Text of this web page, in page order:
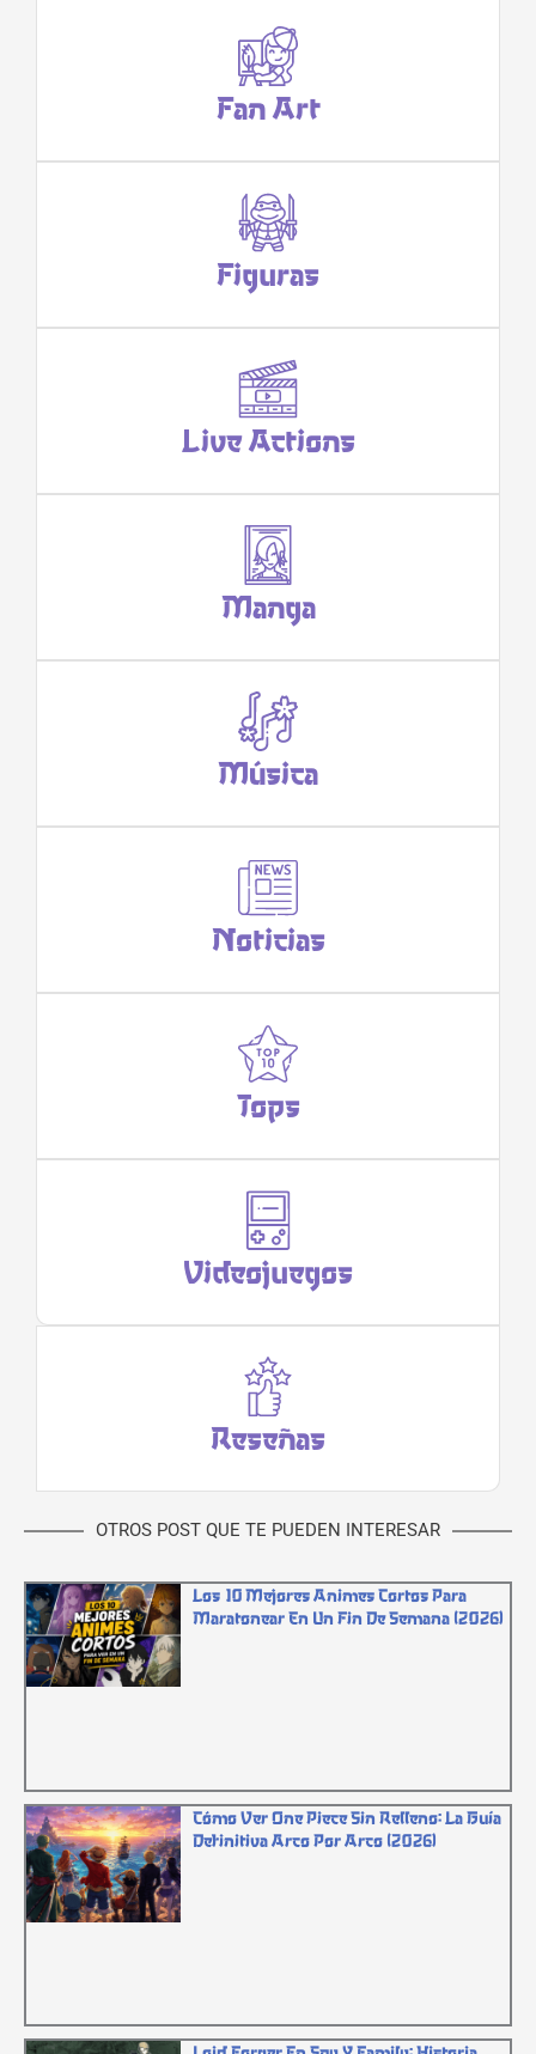
Fan Art
Figuras
Live Actions
Manga
Música
Noticias
Tops
Videojuegos
Reseñas
OTROS POST QUE TE PUEDEN INTERESAR
Los 10 Mejores Animes Cortos Para
Maratonear En Un Fin De Semana (2026)
Cómo Ver One Piece Sin Relleno: La Guía
Definitiva Arco Por Arco (2026)